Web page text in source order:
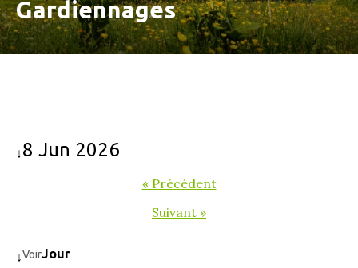
Gardiennages
↓8 Jun 2026
« Précédent
Suivant »
↓VoirJour